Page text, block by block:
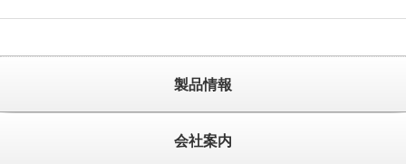
製品情報
会社案内